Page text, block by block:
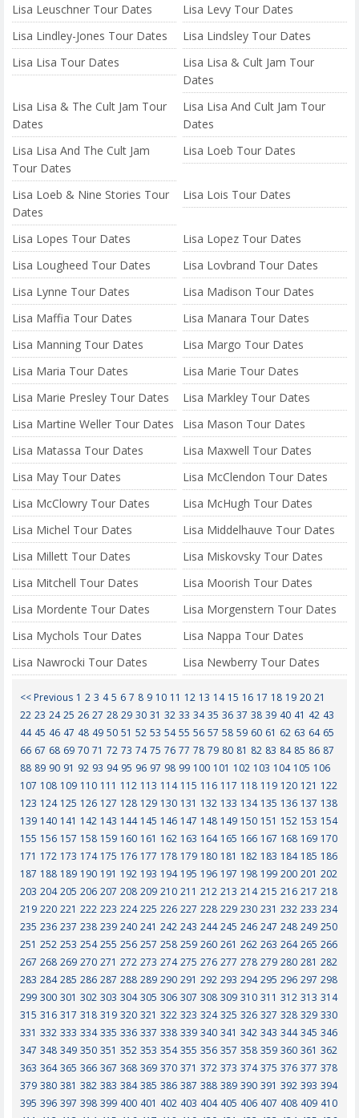
Lisa Leuschner Tour Dates
Lisa Levy Tour Dates
Lisa Lindley-Jones Tour Dates
Lisa Lindsley Tour Dates
Lisa Lisa Tour Dates
Lisa Lisa & Cult Jam Tour
Dates
Lisa Lisa & The Cult Jam Tour
Dates
Lisa Lisa And Cult Jam Tour
Dates
Lisa Lisa And The Cult Jam
Tour Dates
Lisa Loeb Tour Dates
Lisa Loeb & Nine Stories Tour
Dates
Lisa Lois Tour Dates
Lisa Lopes Tour Dates
Lisa Lopez Tour Dates
Lisa Lougheed Tour Dates
Lisa Lovbrand Tour Dates
Lisa Lynne Tour Dates
Lisa Madison Tour Dates
Lisa Maffia Tour Dates
Lisa Manara Tour Dates
Lisa Manning Tour Dates
Lisa Margo Tour Dates
Lisa Maria Tour Dates
Lisa Marie Tour Dates
Lisa Marie Presley Tour Dates
Lisa Markley Tour Dates
Lisa Martine Weller Tour Dates
Lisa Mason Tour Dates
Lisa Matassa Tour Dates
Lisa Maxwell Tour Dates
Lisa May Tour Dates
Lisa McClendon Tour Dates
Lisa McClowry Tour Dates
Lisa McHugh Tour Dates
Lisa Michel Tour Dates
Lisa Middelhauve Tour Dates
Lisa Millett Tour Dates
Lisa Miskovsky Tour Dates
Lisa Mitchell Tour Dates
Lisa Moorish Tour Dates
Lisa Mordente Tour Dates
Lisa Morgenstern Tour Dates
Lisa Mychols Tour Dates
Lisa Nappa Tour Dates
Lisa Nawrocki Tour Dates
Lisa Newberry Tour Dates
<< Previous 1 2 3 4 5 6 7 8 9 10 11 12 13 14 15 16 17 18 19 20 21
22 23 24 25 26 27 28 29 30 31 32 33 34 35 36 37 38 39 40 41 42 43
44 45 46 47 48 49 50 51 52 53 54 55 56 57 58 59 60 61 62 63 64 65
66 67 68 69 70 71 72 73 74 75 76 77 78 79 80 81 82 83 84 85 86 87
88 89 90 91 92 93 94 95 96 97 98 99 100 101 102 103 104 105 106
107 108 109 110 111 112 113 114 115 116 117 118 119 120 121 122
123 124 125 126 127 128 129 130 131 132 133 134 135 136 137 138
139 140 141 142 143 144 145 146 147 148 149 150 151 152 153 154
155 156 157 158 159 160 161 162 163 164 165 166 167 168 169 170
171 172 173 174 175 176 177 178 179 180 181 182 183 184 185 186
187 188 189 190 191 192 193 194 195 196 197 198 199 200 201 202
203 204 205 206 207 208 209 210 211 212 213 214 215 216 217 218
219 220 221 222 223 224 225 226 227 228 229 230 231 232 233 234
235 236 237 238 239 240 241 242 243 244 245 246 247 248 249 250
251 252 253 254 255 256 257 258 259 260 261 262 263 264 265 266
267 268 269 270 271 272 273 274 275 276 277 278 279 280 281 282
283 284 285 286 287 288 289 290 291 292 293 294 295 296 297 298
299 300 301 302 303 304 305 306 307 308 309 310 311 312 313 314
315 316 317 318 319 320 321 322 323 324 325 326 327 328 329 330
331 332 333 334 335 336 337 338 339 340 341 342 343 344 345 346
347 348 349 350 351 352 353 354 355 356 357 358 359 360 361 362
363 364 365 366 367 368 369 370 371 372 373 374 375 376 377 378
379 380 381 382 383 384 385 386 387 388 389 390 391 392 393 394
395 396 397 398 399 400 401 402 403 404 405 406 407 408 409 410